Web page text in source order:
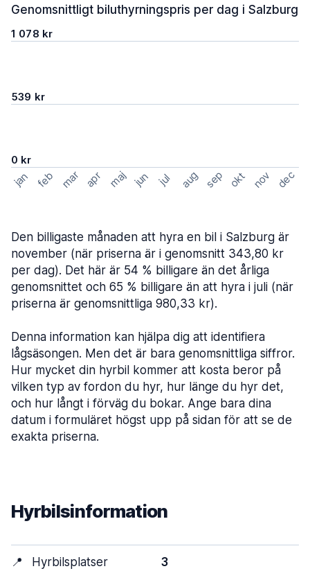
Genomsnittligt biluthyrningspris per dag i Salzburg
1 078 kr
539 kr
0 kr
jan feb mar apr maj jun jul aug sep okt nov dec
Den billigaste månaden att hyra en bil i Salzburg är
november (när priserna är i genomsnitt 343,80 kr
per dag). Det här är 54 % billigare än det årliga
genomsnittet och 65 % billigare än att hyra i juli (när
priserna är genomsnittliga 980,33 kr).
Denna information kan hjälpa dig att identifiera
lågsäsongen. Men det är bara genomsnittliga siffror.
Hur mycket din hyrbil kommer att kosta beror på
vilken typ av fordon du hyr, hur länge du hyr det,
och hur långt i förväg du bokar. Ange bara dina
datum i formuläret högst upp på sidan för att se de
exakta priserna.
Hyrbilsinformation
📍 Hyrbilsplatser 3